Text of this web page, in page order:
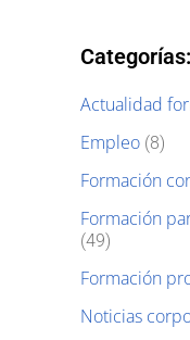
Categorías:
Actualidad
Empleo (8)
Formación
Formación
(49)
Formación
Noticias